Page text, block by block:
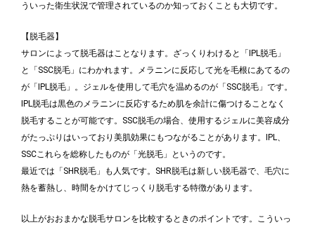
ういった衛生状況で管理されているのか知っておくことも大切です。
【脱毛器】
サロンによって脱毛器はことなります。ざっくりわけると「IPL脱毛」
と「SSC脱毛」にわかれます。メラニンに反応して光を毛根にあてるの
が「IPL脱毛」。ジェルを使用して毛穴を温めるのが「SSC脱毛」です。
IPL脱毛は黒色のメラニンに反応するため肌を余計に傷つけることなく
脱毛することが可能です。SSC脱毛の場合、使用するジェルに美容成分
がたっぷりはいっており美肌効果にもつながることがあります。IPL、
SSCこれらを総称したものが「光脱毛」というのです。
最近では「SHR脱毛」も人気です。SHR脱毛は新しい脱毛器で、毛穴に
熱を蓄熱し、時間をかけてじっくり脱毛する特徴があります。
以上がおおまかな脱毛サロンを比較するときのポイントです。こういっ